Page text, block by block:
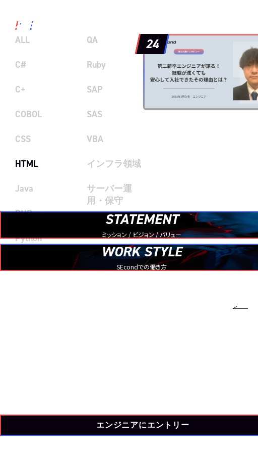
ALL
C#
C+
COBOL
CSS
HTML
Java
PHP
Python
QA
Ruby
SAP
SAS
VBA
インフラ領域
サーバー運
用・保守
テスター
情報システム
24
STATEMENT
ミッション / ビジョン / バリュー
WORK STYLE
SEcondでの働き方
エンジニアにエントリー